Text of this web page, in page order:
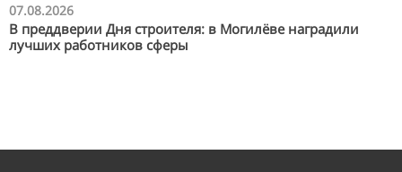
07.08.2026
В преддверии Дня строителя: в Могилёве наградили
лучших работников сферы